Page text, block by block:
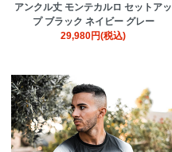
アンクル丈 モンテカルロ セットアッ
プ ブラック ネイビー グレー
29,980円(税込)